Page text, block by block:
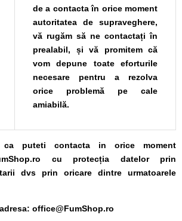
de a contacta în orice moment
autoritatea de supraveghere,
vă rugăm să ne contactați în
prealabil, și vă promitem că
vom depune toate eforturile
necesare pentru a rezolva
orice problemă pe cale
amiabilă.
ca puteti contacta in orice moment
cu protecția datelor prin
dvs prin oricare dintre urmatoarele
office@FumShop.ro